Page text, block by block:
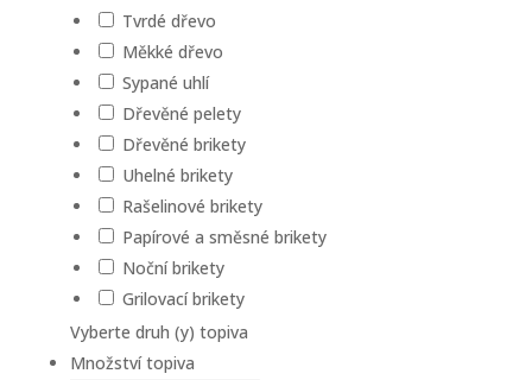
Tvrdé dřevo
Měkké dřevo
Sypané uhlí
Dřevěné pelety
Dřevěné brikety
Uhelné brikety
Rašelinové brikety
Papírové a směsné brikety
Noční brikety
Grilovací brikety
Vyberte druh (y) topiva
Množství topiva